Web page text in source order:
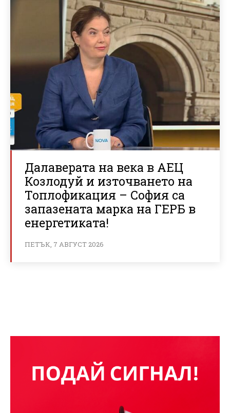
Далаверата на века в АЕЦ
Козлодуй и източването на
Топлофикация – София са
запазената марка на ГЕРБ в
енергетиката!
ПЕТЪК, 7 АВГУСТ 2026